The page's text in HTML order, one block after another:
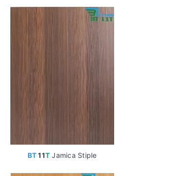
BT11T Jamica Stiple